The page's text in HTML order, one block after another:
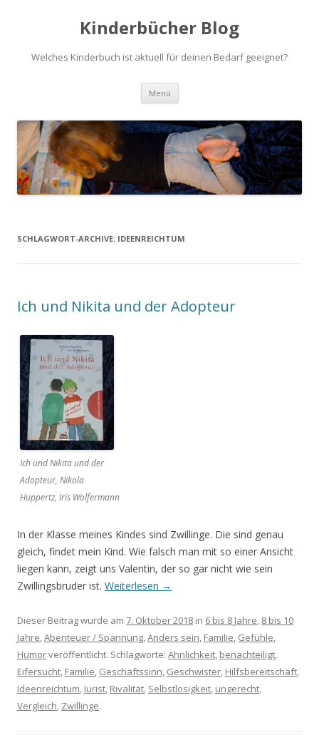
Kinderbücher Blog
Welches Kinderbuch ist aktuell für deinen Bedarf geeignet?
Menü Springe
Inhalt
SCHLAGWORT-ARCHIVE: IDEENREICHTUM
Ich und Nikita und der Adopteur
Ich und Nikita und der
Adopteur, Nikola
Huppertz, Iris Wolfermann
In der Klasse meines Kindes sind Zwillinge. Die sind genau
gleich, findet mein Kind. Wie falsch man mit so einer Ansicht
liegen kann, zeigt uns Valentin, der so gar nicht wie sein
Zwillingsbruder ist. Weiterlesen →
Dieser Beitrag wurde am 7. Oktober 2018 in 6 bis 8 Jahre, 8 bis 10
Jahre,Abenteuer / Spannung,Anders sein, Familie, Gefühle,
Humorveröffentlicht. Schlagworte: Ähnlichkeit, benachteiligt,
Eifersucht, Familie, Geschäftssinn, Geschwister, Hilfsbereitschaft,
Ideenreichtum, Jurist, Rivalität, Selbstlosigkeit, ungerecht,
Vergleich, Zwillinge.